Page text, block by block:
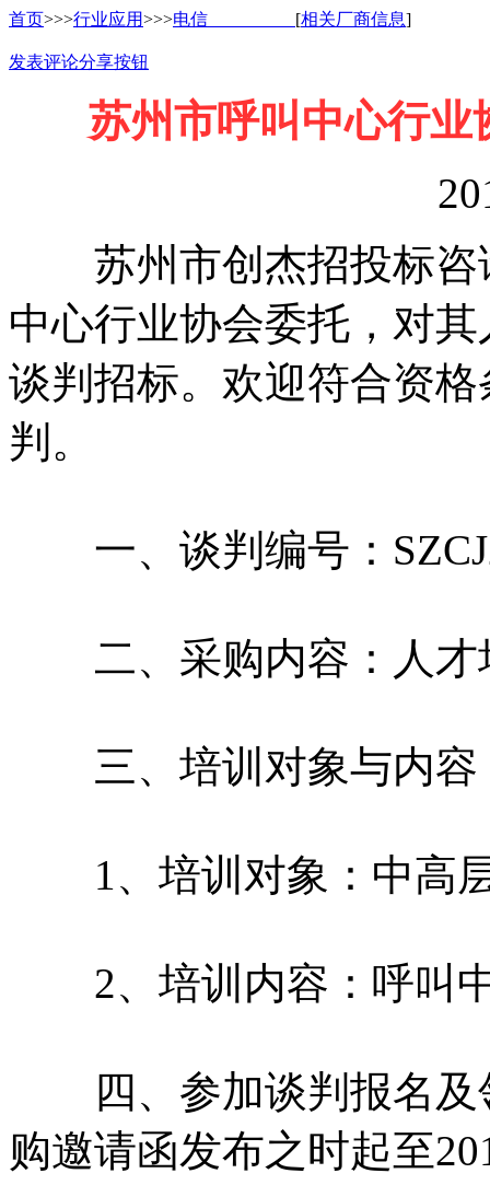
首页>>>行业应用>>>电信 [相关厂商信息]
发表评论分享按钮
苏州市呼叫中心行
苏州市创杰招投标咨
中心行业协会委托，对
谈判招标。欢迎符合资
判。
一、谈判编号：
二、采购内容：人才
三、培训对象与内容
1、培训对象：中高
2、培训内容：呼叫中
四、参加谈判报名及
购邀请函发布之时起至